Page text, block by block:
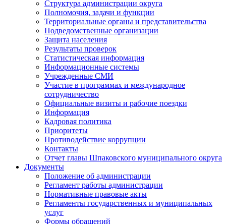
Структура администрации округа
Полномочия, задачи и функции
Территориальные органы и представительства
Подведомственные организации
Защита населения
Результаты проверок
Статистическая информация
Информационные системы
Учрежденные СМИ
Участие в программах и международное
сотрудничество
Официальные визиты и рабочие поездки
Информация
Кадровая политика
Приоритеты
Противодействие коррупции
Контакты
Отчет главы Шпаковского муниципального округа
Документы
Положение об администрации
Регламент работы администрации
Нормативные правовые акты
Регламенты государственных и муниципальных
услуг
Формы обращений